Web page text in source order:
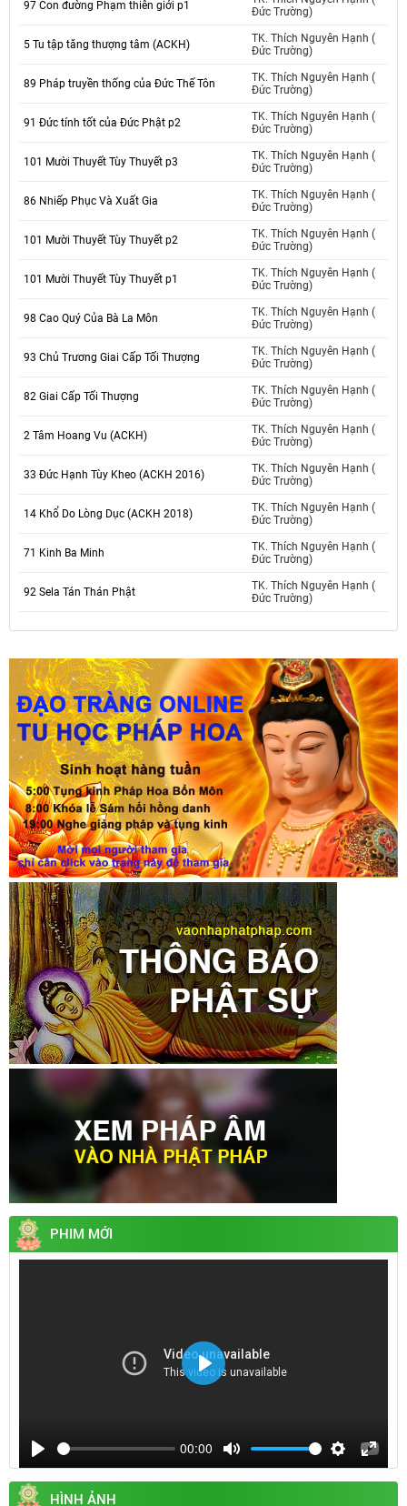
97 Con đường Phạm thiên giới p1
Đức Trường)
5 Tu tập tăng thượng tâm (ACKH)
TK. Thích Nguyên Hạnh (
Đức Trường)
89 Pháp truyền thống của Đức Thế Tôn
TK. Thích Nguyên Hạnh (
Đức Trường)
91 Đức tính tốt của Đức Phật p2
TK. Thích Nguyên Hạnh (
Đức Trường)
101 Mười Thuyết Tùy Thuyết p3
TK. Thích Nguyên Hạnh (
Đức Trường)
86 Nhiếp Phục Và Xuất Gia
TK. Thích Nguyên Hạnh (
Đức Trường)
101 Mười Thuyết Tùy Thuyết p2
TK. Thích Nguyên Hạnh (
Đức Trường)
101 Mười Thuyết Tùy Thuyết p1
TK. Thích Nguyên Hạnh (
Đức Trường)
98 Cao Quý Của Bà La Môn
TK. Thích Nguyên Hạnh (
Đức Trường)
93 Chủ Trương Giai Cấp Tối Thượng
TK. Thích Nguyên Hạnh (
Đức Trường)
82 Giai Cấp Tối Thượng
TK. Thích Nguyên Hạnh (
Đức Trường)
2 Tâm Hoang Vu (ACKH)
TK. Thích Nguyên Hạnh (
Đức Trường)
33 Đức Hạnh Tùy Kheo (ACKH 2016)
TK. Thích Nguyên Hạnh (
Đức Trường)
14 Khổ Do Lòng Dục (ACKH 2018)
TK. Thích Nguyên Hạnh (
Đức Trường)
71 Kinh Ba Minh
TK. Thích Nguyên Hạnh (
Đức Trường)
92 Sela Tán Thán Phật
TK. Thích Nguyên Hạnh (
Đức Trường)
PHIM MỚI
Play
00:00
Mute
SettingsEnter
Play
HÌNH ẢNH